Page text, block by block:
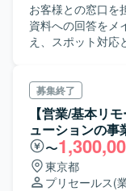
お客様との窓口を
資料への回答をメ
え、スポット対応
募集終了
【営業/基本リ
ューションの事
〜
東京都
プリセールス(